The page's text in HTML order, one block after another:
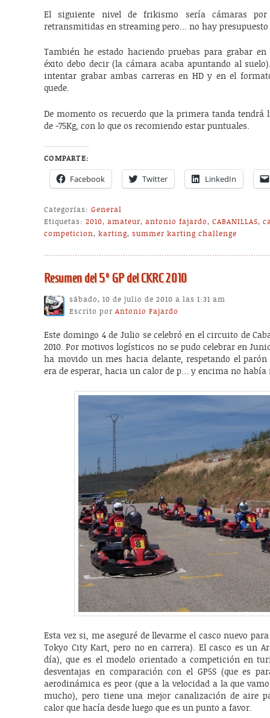
El siguiente nivel de frikismo sería cámaras
retransmitidas en streaming pero… no hay
También he estado haciendo pruebas para grabar
éxito debo decir (la cámara acaba apuntando al
intentar grabar ambas carreras en HD y en el
quede.
De momento os recuerdo que la primera tanda tendrá
de -75Kg, con lo que os recomiendo estar puntuales.
COMPARTE:
Facebook Twitter LinkedIn
Categorías: General
Etiquetas: 2010,amateur,antonio fajardo,CABANILLAS,
competicion,karting,summer karting challenge
Resumen del 5º GP del CKRC 2010
sábado, 10 de julio de 2010 a las 1:31 am
Escrito porAntonio Fajardo
Este domingo 4 de Julio se celebró en el circuito de
2010. Por motivos logísticos no se pudo celebrar en
ha movido un mes hacia delante, respetando el parón
era de esperar, hacia un calor de p… y encima no
Esta vez si, me aseguré de llevarme el casco nuevo
Tokyo City Kart, pero no en carrera). El casco es un
día), que es el modelo orientado a competición en
desventajas en comparación con el GP5S (que es
aerodinámica es peor (que a la velocidad a la que
mucho), pero tiene una mejor canalización de aire
calor que hacía desde luego que es un punto a favor.